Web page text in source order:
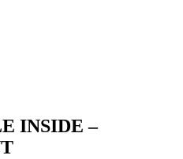
INSIDE –